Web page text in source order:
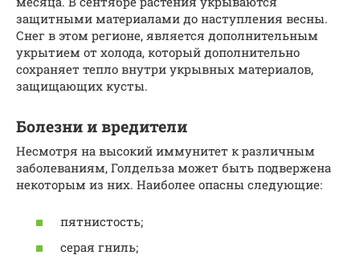
защитными материалами до наступления весны.
Снег в этом регионе, является дополнительным
укрытием от холода, который дополнительно
сохраняет тепло внутри укрывных материалов,
защищающих кусты.
Болезни и вредители
Несмотря на высокий иммунитет к различным
заболеваниям, Голдельза может быть подвержена
некоторым из них. Наиболее опасны следующие:
пятнистость;
серая гниль;